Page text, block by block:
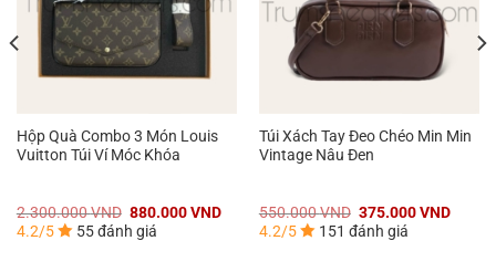
Hộp Quà Combo 3 Món Louis
Vuitton Túi Ví Móc Khóa
2.300.000VND Giá
gốc
là:
880.000VNDGiá
4.2/5 55 đánh giá
Túi Xách Tay Đeo Chéo Min Min
Vintage Nâu Đen
550.000VND Giá
gốc
là:
375.000VNDGiá
4.2/5 151 đánh giá